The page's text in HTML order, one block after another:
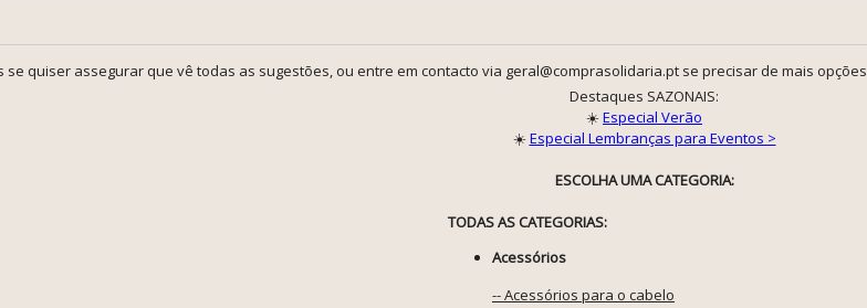
quiser assegurar que vê todas as sugestões, ou entre em contacto via geral@comprasolidaria.pt se precisar de mais opções
Destaques SAZONAIS:
☀️Especial Verão
☀️Especial Lembranças para Eventos >
ESCOLHA UMA CATEGORIA:
TODAS AS CATEGORIAS:
Acessórios
-- Acessórios para o cabelo